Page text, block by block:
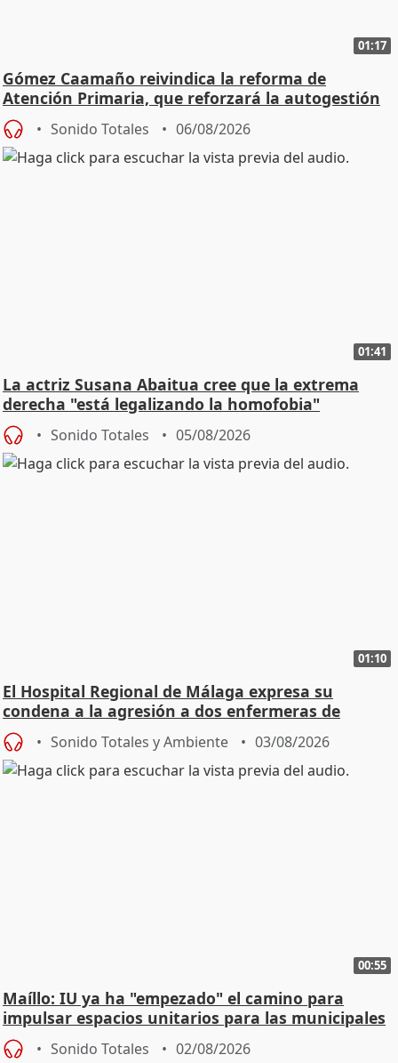
01:17
Gómez Caamaño reivindica la reforma de
Atención Primaria, que reforzará la autogestión
Sonido Totales 06/08/2026
01:41
La actriz Susana Abaitua cree que la extrema
derecha "está legalizando la homofobia"
Sonido Totales 05/08/2026
01:10
El Hospital Regional de Málaga expresa su
condena a la agresión a dos enfermeras de
Urgencias
Sonido Totales y Ambiente 03/08/2026
00:55
Maíllo: IU ya ha "empezado" el camino para
impulsar espacios unitarios para las municipales
Sonido Totales 02/08/2026